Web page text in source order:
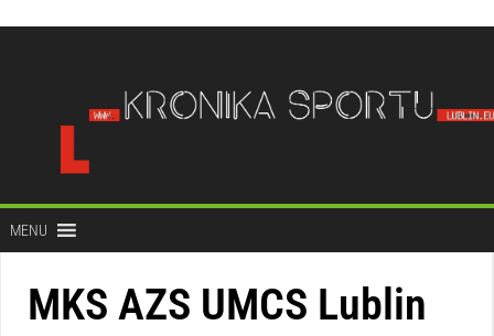
treści
MENU
MKS AZS UMCS Lublin